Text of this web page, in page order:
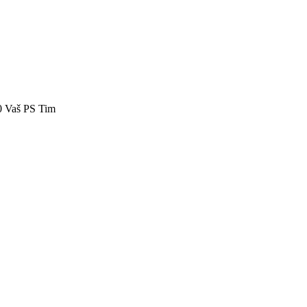
Vaš PS Tim